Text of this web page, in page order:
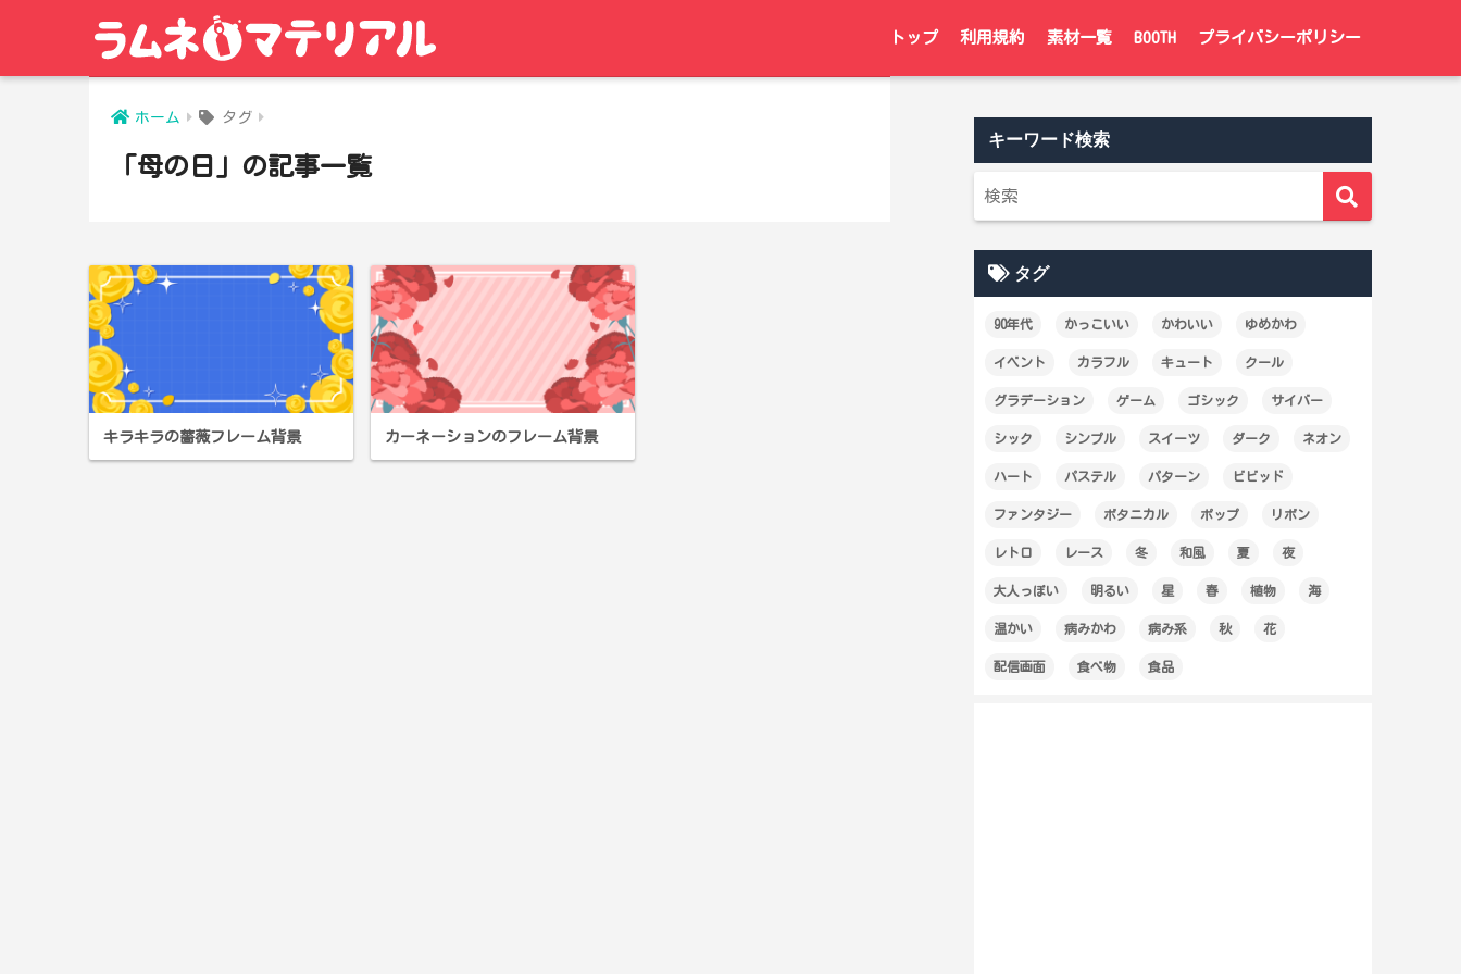
トップ 利用規約 素材一覧 BOOTH プライバシーポリシー
ホーム タグ
「母の日」の記事一覧
キラキラの薔薇フレーム背景 カーネーションのフレーム背景
キーワード検索
タグ
90年代 かっこいい かわいい ゆめかわ
イベント カラフル キュート クール
グラデーション ゲーム ゴシック サイバー
シック シンプル スイーツ ダーク ネオン
ハート パステル パターン ビビッド
ファンタジー ボタニカル ポップ リボン
レトロ レース 冬 和風 夏 夜
大人っぽい 明るい 星 春 植物 海
温かい 病みかわ 病み系 秋 花
配信画面 食べ物 食品